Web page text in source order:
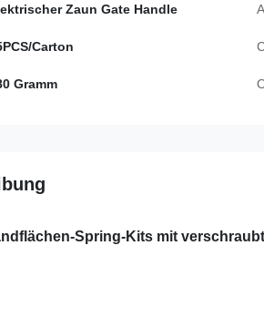
Zaun Gate Handle
Carton
Gramm
Spring-Kits mit